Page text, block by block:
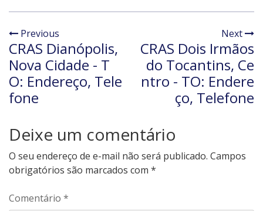
Previous
CRAS Dianópolis,
Nova Cidade - T
O: Endereço, Tele
fone
Next
CRAS Dois Irmãos
do Tocantins, Ce
ntro - TO: Endere
ço, Telefone
Deixe um comentário
O seu endereço de e-mail não será publicado. Campos
obrigatórios são marcados com *
Comentário *